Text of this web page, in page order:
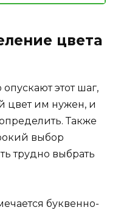
цвета
этот шаг,
цвет им нужен, и
Также
выбор
трудно выбрать
буквенно-